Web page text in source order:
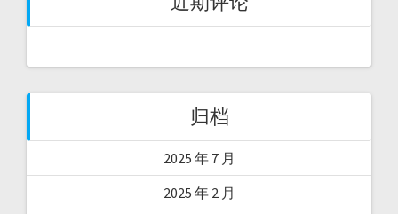
归档
2025 年 7 月
2025 年 2 月